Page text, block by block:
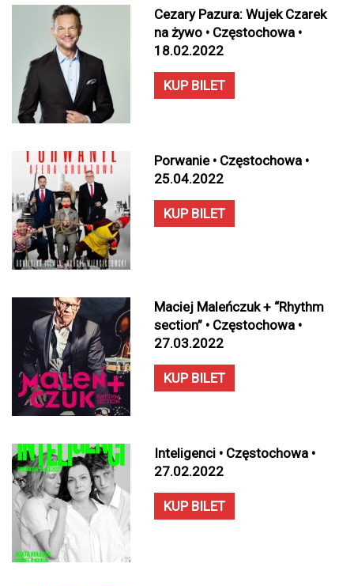
Cezary Pazura: Wujek Czarek
na żywo • Częstochowa •
18.02.2022
KUP BILET
Porwanie • Częstochowa •
25.04.2022
KUP BILET
Maciej Maleńczuk + “Rhythm
section” • Częstochowa •
27.03.2022
KUP BILET
Inteligenci • Częstochowa •
27.02.2022
KUP BILET